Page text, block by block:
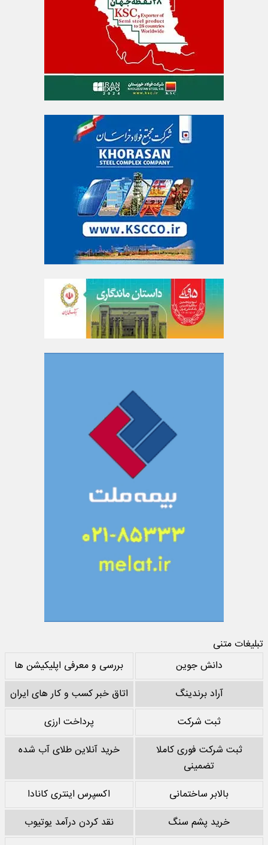
تبلیغات متنی
دانش جوین
بررسی و معرفی اپلیکیشن ها
آراد برندینگ
اتاق خبر کسب و کار های ایران
ثبت شرکت
پرداخت ارزی
ثبت شرکت فوری کاملا
تضمینی
خرید آنلاین طلای آب شده
بالابر ساختمانی
اکسپرس اینتری کانادا
خرید پشم سنگ
نقد کردن درآمد یوتیوب